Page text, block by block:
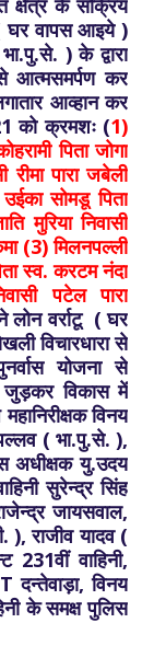
( घर वापस आइये )
) के द्वारा
आत्मसमर्पण कर
आव्हान कर
को क्रमशः (1)
पिता जोगा
रीमा पारा जबेली
सोमडू पिता
मुरिया निवासी
(3) मिलनपल्ली
स्व. करटम नंदा
पटेल पारा
लोन वर्राटू ( घर
विचारधारा से
योजना से
जुड़कर विकास में
विनय
( भा.पु.से. ),
अधीक्षक यु.उदय
सुरेन्द्र सिंह
जायसवाल,
राजीव यादव (
वाहिनी,
दन्तेवाड़ा, विनय
के समक्ष पुलिस